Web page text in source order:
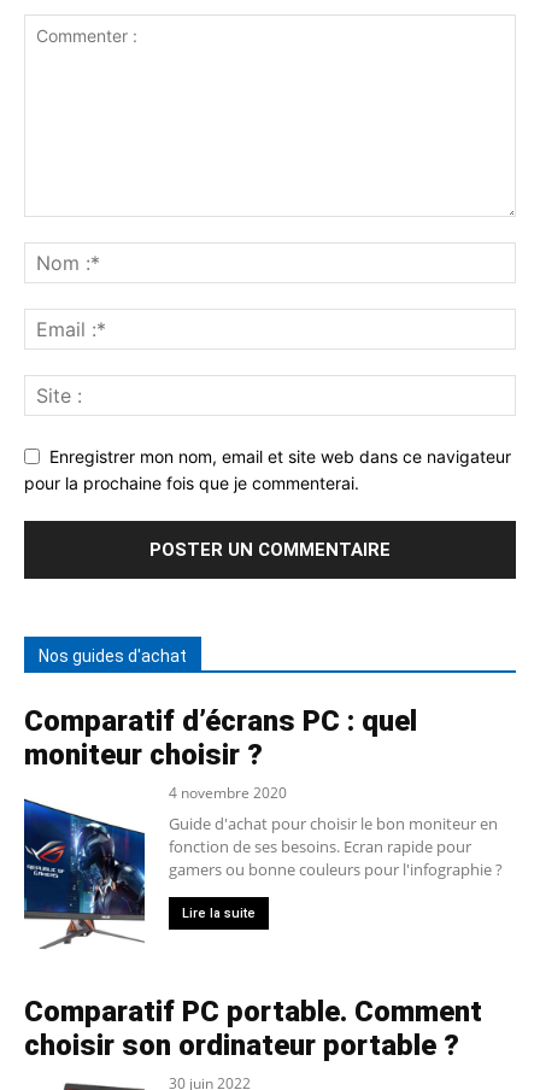
Enregistrer mon nom, email et site web dans ce navigateur
pour la prochaine fois que je commenterai.
Nos guides d'achat
Comparatif d’écrans PC : quel
moniteur choisir ?
4 novembre 2020
Guide d'achat pour choisir le bon moniteur en
fonction de ses besoins. Ecran rapide pour
gamers ou bonne couleurs pour l'infographie ?
Lire la suite
Comparatif PC portable. Comment
choisir son ordinateur portable ?
30 juin 2022